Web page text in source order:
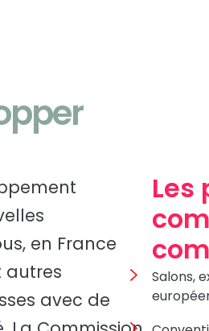
en France
autres
avec de
Les
Salons,